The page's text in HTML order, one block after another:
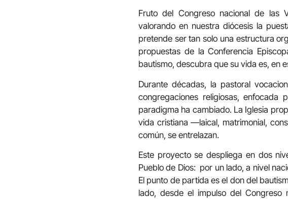
Fruto del Congreso nacional de las
valorando en nuestra diócesis la
pretende ser tan solo una estructura
propuestas de la Conferencia
bautismo, descubra que su vida es, en
Durante décadas, la pastoral
congregaciones religiosas,
paradigma ha cambiado. La Iglesia
vida cristiana —laical, matrimonial,
común, se entrelazan.
Este proyecto se despliega en dos
Pueblo de Dios: por un lado, a nivel
El punto de partida es el don del
lado, desde el impulso del